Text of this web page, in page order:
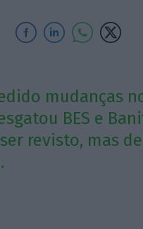
mudanças
BES e
revisto, mas